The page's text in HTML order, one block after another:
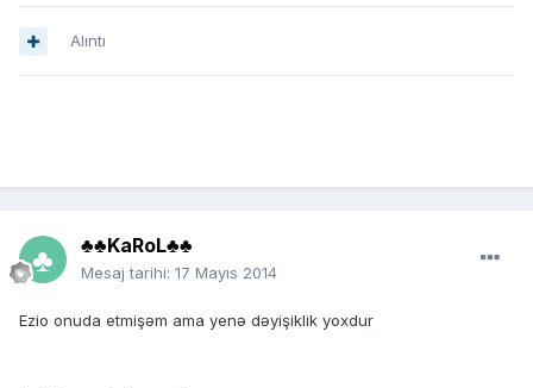
Alıntı
♣♣KaRoL♣♣
Mesaj tarihi: 17 Mayıs 2014
Ezio onuda etmişəm ama yenə dəyişiklik yoxdur